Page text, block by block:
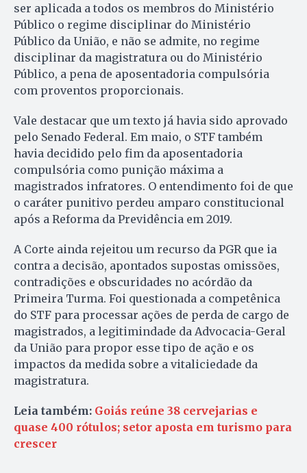
ser aplicada a todos os membros do Ministério
Público o regime disciplinar do Ministério
Público da União, e não se admite, no regime
disciplinar da magistratura ou do Ministério
Público, a pena de aposentadoria compulsória
com proventos proporcionais.
Vale destacar que um texto já havia sido aprovado
pelo Senado Federal. Em maio, o STF também
havia decidido pelo fim da aposentadoria
compulsória como punição máxima a
magistrados infratores. O entendimento foi de que
o caráter punitivo perdeu amparo constitucional
após a Reforma da Previdência em 2019.
A Corte ainda rejeitou um recurso da PGR que ia
contra a decisão, apontados supostas omissões,
contradições e obscuridades no acórdão da
Primeira Turma. Foi questionada a competênica
do STF para processar ações de perda de cargo de
magistrados, a legitimindade da Advocacia-Geral
da União para propor esse tipo de ação e os
impactos da medida sobre a vitaliciedade da
magistratura.
Leia também: Goiás reúne 38 cervejarias e
quase 400 rótulos; setor aposta em turismo para
crescer